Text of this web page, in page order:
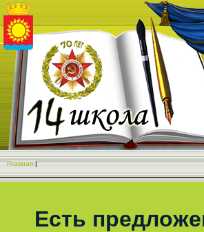
Главная |
Есть